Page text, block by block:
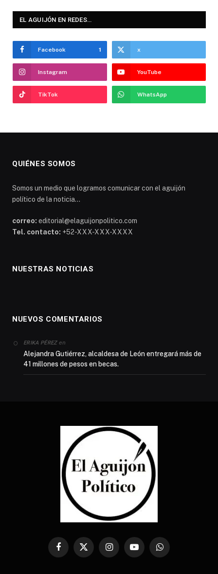
EL AGUIJÓN EN REDES…
Facebook 1 x
Instagram YouTube
TikTok WhatsApp
QUIÉNES SOMOS
Somos un medio que logramos comunicar con el aguijón
político de la noticia...
correo: editorial@elaguijonpolitico.com
Tel. contacto: +52-XXX-XXX-XXXX
NUESTRAS NOTICIAS
NUEVOS COMENTARIOS
ERIKA PÉREZen
Alejandra Gutiérrez, alcaldesa de León entregará más de
41 millones de pesos en becas.
Facebook
X
InstagramYouTubeWhatsApp